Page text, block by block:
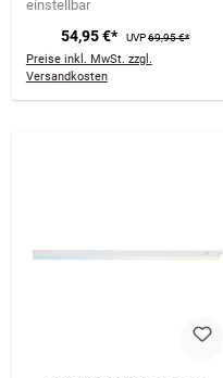
einstellbar
54,95 €* UVP69,95 €*
Preise inkl. MwSt. zzgl.
Versandkosten